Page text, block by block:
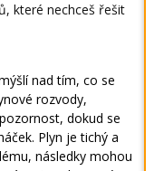
které nechceš řešit
nad tím, co se
rozvody,
dokud se
Plyn je tichý a
následky mohou